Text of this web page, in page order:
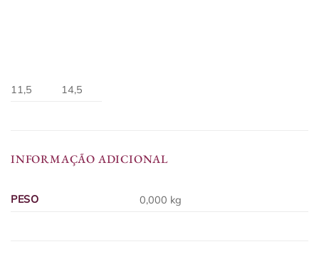
11,5 14,5
INFORMAÇÃO ADICIONAL
PESO 0,000 kg